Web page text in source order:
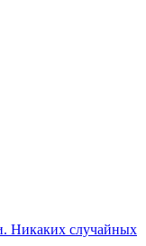
Никаких случайных